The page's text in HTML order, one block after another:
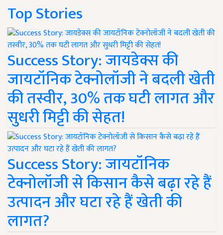
Top Stories
Success Story: जायडेक्स की
जायटॉनिक टेक्नोलॉजी ने बदली खेती
की तस्वीर, 30% तक घटी लागत और
सुधरी मिट्टी की सेहत!
Success Story: जायटॉनिक
टेक्नोलॉजी से किसान कैसे बढ़ा रहे हैं
उत्पादन और घटा रहे हैं खेती की
लागत?